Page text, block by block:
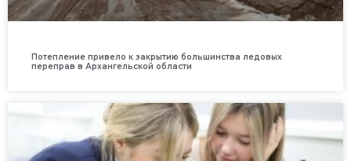
Потепление привело к закрытию большинства ледовых
переправ в Архангельской области